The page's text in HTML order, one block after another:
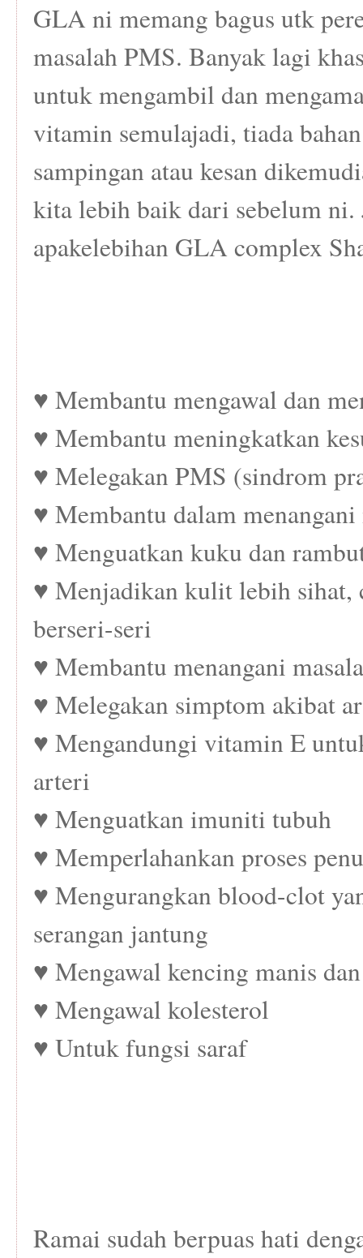
GLA ni memang bagus utk
masalah PMS. Banyak lagi
untuk mengambil dan
vitamin semulajadi, tiada
sampingan atau kesan
kita lebih baik dari sebelum
apakelebihan GLA complex
♥ Membantu mengawal dan
♥ Membantu meningkatkan
♥ Melegakan PMS (sindrom
♥ Membantu dalam menangani
♥ Menguatkan kuku dan
♥ Menjadikan kulit lebih sihat,
berseri-seri
♥ Membantu menangani
♥ Melegakan simptom akibat
♥ Mengandungi vitamin E
arteri
♥ Menguatkan imuniti tubuh
♥ Memperlahankan proses
♥ Mengurangkan blood-clot
serangan jantung
♥ Mengawal kencing manis
♥ Mengawal kolesterol
♥ Untuk fungsi saraf
Ramai sudah berpuas hati